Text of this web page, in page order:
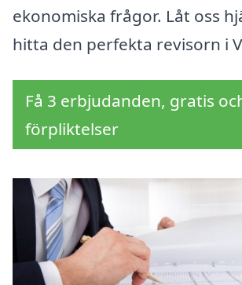
ekonomiska frågor. Låt oss
hitta den perfekta revisorn i
Få 3 erbjudanden, gratis
förpliktelser